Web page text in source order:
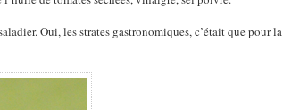
Oui, les strates gastronomiques, c’était que pour la